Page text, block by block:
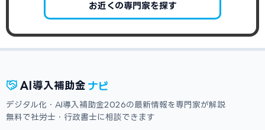
お近くの専門家を探す
AI 導入補助金 ナビ
デジタル化・AI導入補助金2026の最新情報を専門家が解説
無料で社労士・行政書士に相談できます